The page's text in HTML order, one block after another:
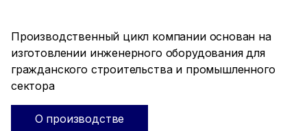
Производственный цикл компании основан на
изготовлении инженерного оборудования для
гражданского строительства и промышленного
сектора
О производстве